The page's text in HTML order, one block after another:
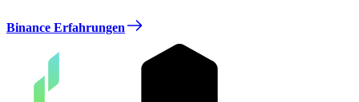
Binance Erfahrungen